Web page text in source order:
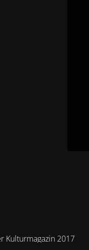
Kulturmagazin 2017